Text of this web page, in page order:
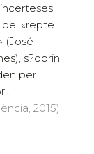
«repte
(José
s?obrin
per
2015)